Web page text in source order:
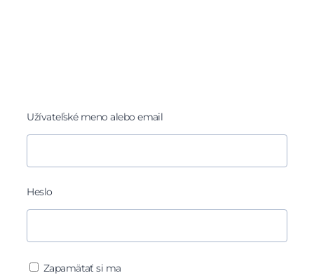
Užívateľské meno alebo email
Heslo
Zapamätať si ma